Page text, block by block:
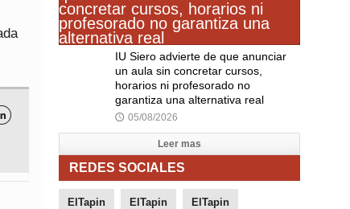
IU Siero advierte de que anunciar
un aula sin concretar cursos,
horarios ni profesorado no
garantiza una alternativa real
🕔 05/08/2026
Leer mas
REDES SOCIALES
ElTapin ElTapin ElTapin